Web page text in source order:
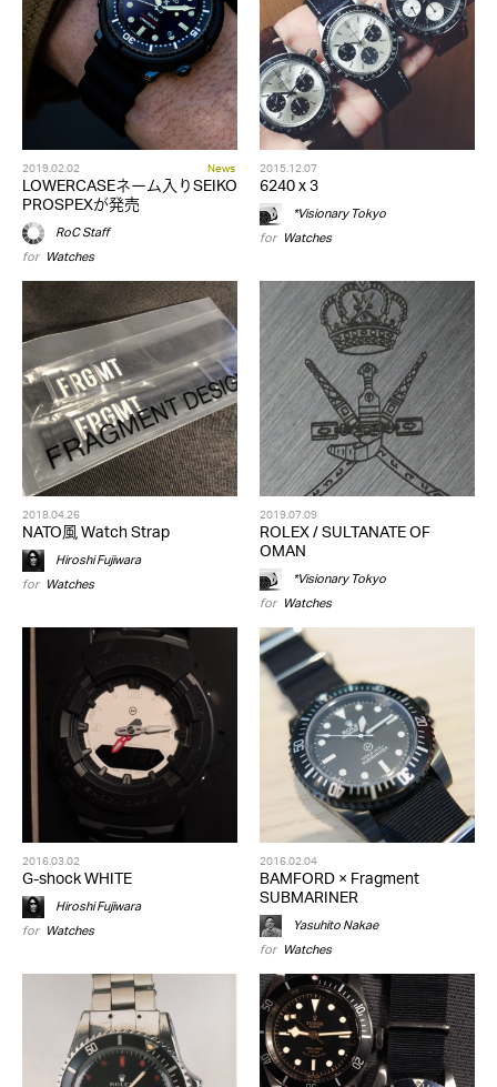
2019.02.02 News
LOWERCASEネーム入りSEIKO
PROSPEXが発売
RoC Staff
for Watches
2015.12.07
6240 x 3
*Visionary Tokyo
for Watches
2018.04.26
NATO風 Watch Strap
Hiroshi Fujiwara
for Watches
2019.07.09
ROLEX / SULTANATE OF
OMAN
*Visionary Tokyo
for Watches
2016.03.02
G-shock WHITE
Hiroshi Fujiwara
for Watches
2016.02.04
BAMFORD × Fragment
SUBMARINER
Yasuhito Nakae
for Watches